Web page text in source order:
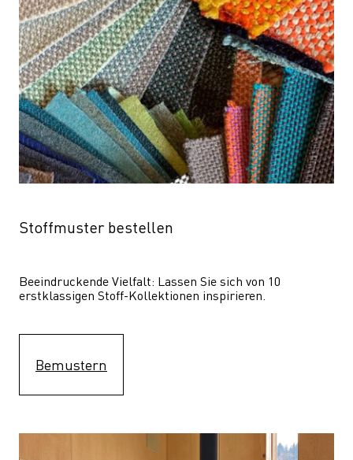
Stoffmuster bestellen
Beeindruckende Vielfalt: Lassen Sie sich von 10
erstklassigen Stoff-Kollektionen inspirieren.
Bemustern